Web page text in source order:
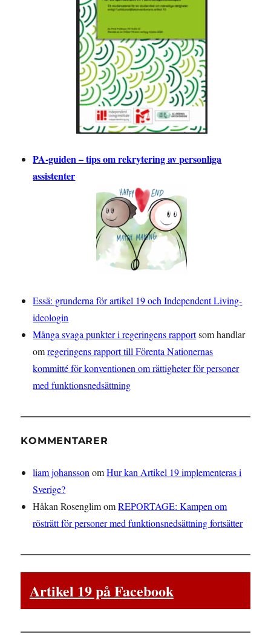
PA-guiden – tips om rekrytering av personliga
assistenter
Essä: grunderna för artikel 19 och Independent Living-
ideologin
Många svaga punkter i regeringens rapportsom handlar
omregeringens rapport till Förenta Nationernas
kommitté för konventionen om rättigheter för personer
med funktionsnedsättning
KOMMENTARER
liam johanssonomHur kan Artikel 19 implementeras i
Sverige?
Håkan RosenglimomREPORTAGE: Kampen om
rösträtt för personer med funktionsnedsättning fortsätter
Artikel 19 på Facebook